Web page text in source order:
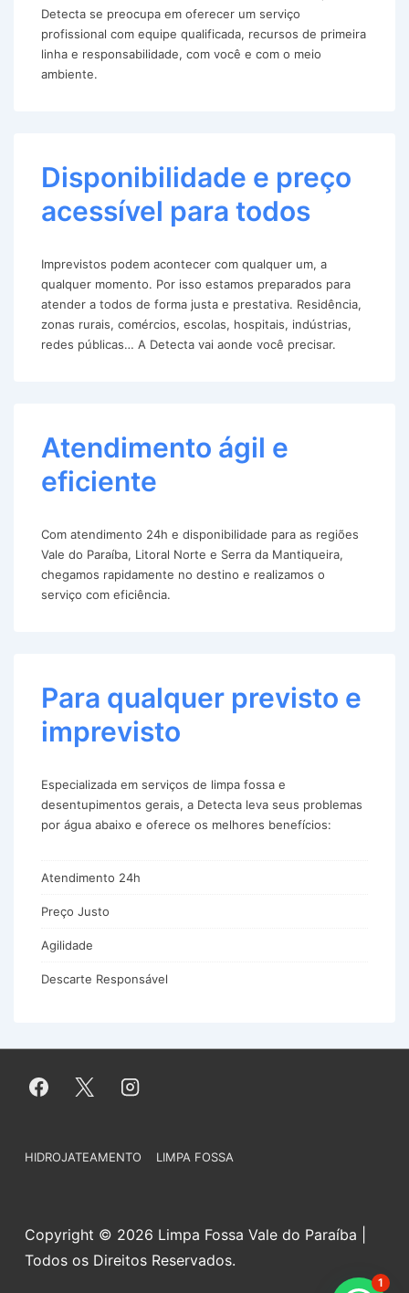
Detecta se preocupa em oferecer um serviço
profissional com equipe qualificada, recursos de primeira
linha e responsabilidade, com você e com o meio
ambiente.
Disponibilidade e preço
acessível para todos
Imprevistos podem acontecer com qualquer um, a
qualquer momento. Por isso estamos preparados para
atender a todos de forma justa e prestativa. Residência,
zonas rurais, comércios, escolas, hospitais, indústrias,
redes públicas… A Detecta vai aonde você precisar.
Atendimento ágil e
eficiente
Com atendimento 24h e disponibilidade para as regiões
Vale do Paraíba, Litoral Norte e Serra da Mantiqueira,
chegamos rapidamente no destino e realizamos o
serviço com eficiência.
Para qualquer previsto e
imprevisto
Especializada em serviços de limpa fossa e
desentupimentos gerais, a Detecta leva seus problemas
por água abaixo e oferece os melhores benefícios:
Atendimento 24h
Preço Justo
Agilidade
Descarte Responsável
Menu
Rodapé
HIDROJATEAMENTO LIMPA FOSSA
Copyright © 2026 Limpa Fossa Vale do Paraíba |
Todos os Direitos Reservados.
1